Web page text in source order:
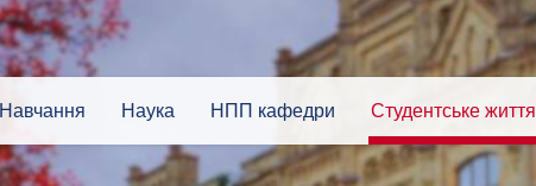
Наука НПП кафедри Студентське життя